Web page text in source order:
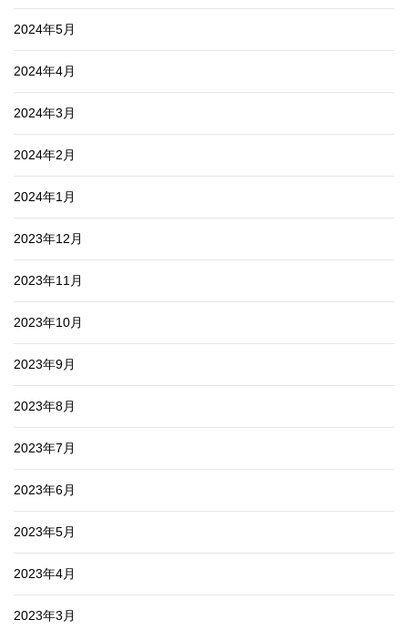
2024年5月
2024年4月
2024年3月
2024年2月
2024年1月
2023年12月
2023年11月
2023年10月
2023年9月
2023年8月
2023年7月
2023年6月
2023年5月
2023年4月
2023年3月